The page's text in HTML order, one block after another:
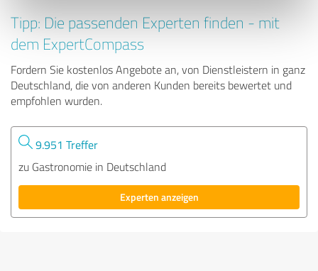
Tipp: Die passenden Experten finden - mit
dem ExpertCompass
Fordern Sie kostenlos Angebote an, von Dienstleistern in ganz
Deutschland, die von anderen Kunden bereits bewertet und
empfohlen wurden.
9.951 Treffer
zu Gastronomie in Deutschland
Experten anzeigen